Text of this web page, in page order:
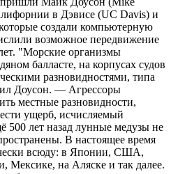
в Дэвисе (UC Davis) и
создали компьютерную
возможное передвижение
"Морские организмы
балласте, на корпусах судов
разновидностями, типа
Доусон. — Агрессоры
местные разновидности,
ущерб, исчисляемый
500 лет назад лунные медузы не
В настоящее время
всюду: в Японии, США,
Мексике, на Аляске и так далее.